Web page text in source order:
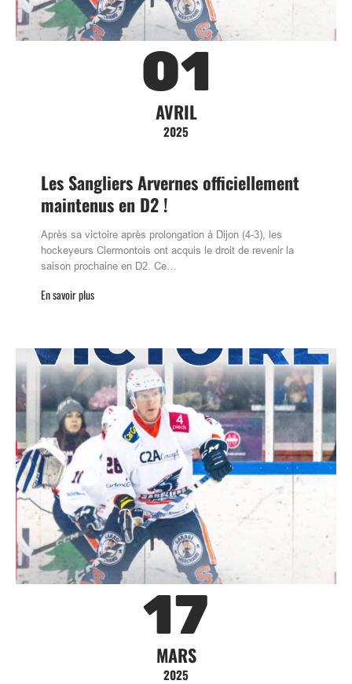
01
AVRIL
2025
Les Sangliers Arvernes officiellement
maintenus en D2 !
Après sa victoire après prolongation à Dijon (4-3), les
hockeyeurs Clermontois ont acquis le droit de revenir la
saison prochaine en D2. Ce…
En savoir plus
17
MARS
2025